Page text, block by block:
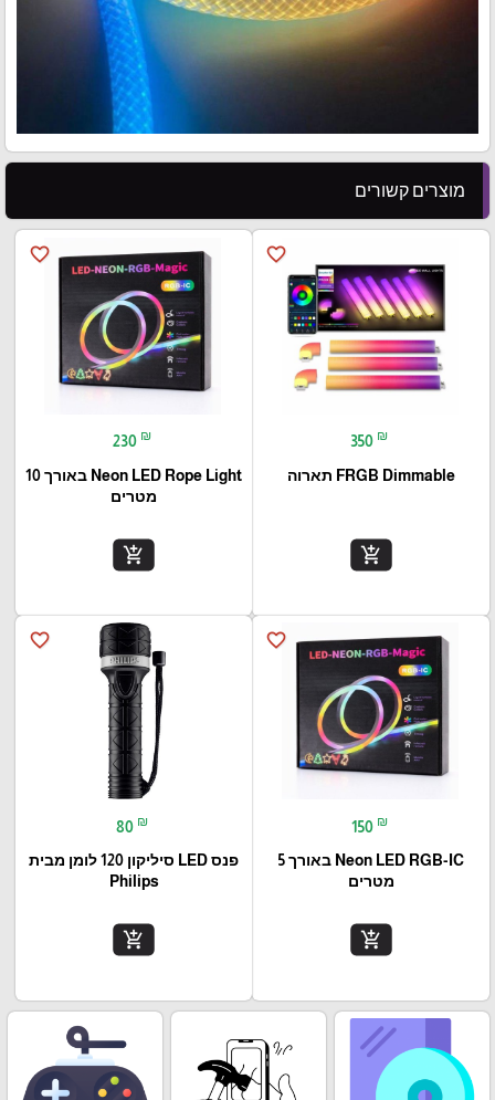
מוצרים קשורים
favorite_border
350 ₪
FRGB Dimmable תארוה
add_shopping_cart
favorite_border
230 ₪
Neon LED Rope Light באורך 10
מטרים
add_shopping_cart
favorite_border
150 ₪
Neon LED RGB-IC באורך 5
מטרים
add_shopping_cart
favorite_border
80 ₪
פנס LED סיליקון 120 לומן מבית
Philips
add_shopping_cart